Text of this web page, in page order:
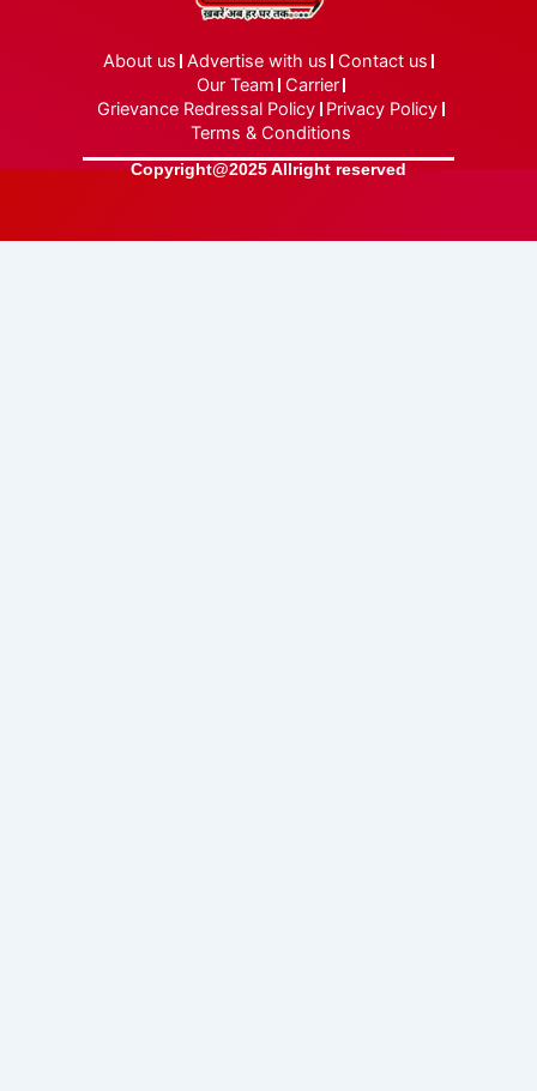
About us Advertise with us Contact us
Our Team Carrier
Grievance Redressal Policy Privacy Policy
Terms & Conditions
Copyright@2025 Allright reserved